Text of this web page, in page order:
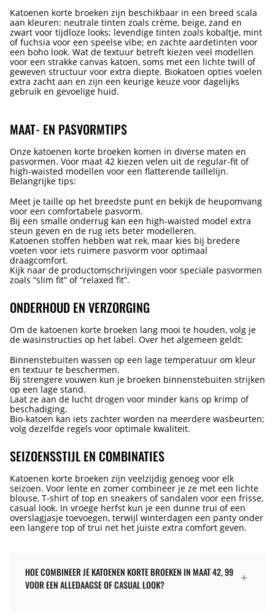
Katoenen korte broeken zijn beschikbaar in een breed scala
aan kleuren: neutrale tinten zoals crème, beige, zand en
zwart voor tijdloze looks; levendige tinten zoals kobaltje, mint
of fuchsia voor een speelse vibe; en zachte aardetinten voor
een boho look. Wat de textuur betreft kiezen veel modellen
voor een strakke canvas katoen, soms met een lichte twill of
geweven structuur voor extra diepte. Biokatoen opties voelen
extra zacht aan en zijn een keurige keuze voor dagelijks
gebruik en gevoelige huid.
MAAT- EN PASVORMTIPS
Onze katoenen korte broeken komen in diverse maten en
pasvormen. Voor maat 42 kiezen velen uit de regular-fit of
high-waisted modellen voor een flatterende taillelijn.
Belangrijke tips:
Meet je taille op het breedste punt en bekijk de heupomvang
voor een comfortabele pasvorm.
Bij een smalle onderrug kan een high-waisted model extra
steun geven en de rug iets beter modelleren.
Katoenen stoffen hebben wat rek, maar kies bij bredere
voeten voor iets ruimere pasvorm voor optimaal
draagcomfort.
Kijk naar de productomschrijvingen voor speciale pasvormen
zoals “slim fit” of “relaxed fit”.
ONDERHOUD EN VERZORGING
Om de katoenen korte broeken lang mooi te houden, volg je
de wasinstructies op het label. Over het algemeen geldt:
Binnenstebuiten wassen op een lage temperatuur om kleur
en textuur te beschermen.
Bij strengere vouwen kun je broeken binnenstebuiten strijken
op een lage stand.
Laat ze aan de lucht drogen voor minder kans op krimp of
beschadiging.
Bio-katoen kan iets zachter worden na meerdere wasbeurten;
volg dezelfde regels voor optimale kwaliteit.
SEIZOENSSTIJL EN COMBINATIES
Katoenen korte broeken zijn veelzijdig genoeg voor elk
seizoen. Voor lente en zomer combineer je ze met een lichte
blouse, T-shirt of top en sneakers of sandalen voor een frisse,
casual look. In vroege herfst kun je een dunne trui of een
overslagjasje toevoegen, terwijl winterdagen een panty onder
een langere top of trui net het juiste extra comfort geven.
HOE COMBINEER JE KATOENEN KORTE BROEKEN IN MAAT 42, 99
VOOR EEN ALLEDAAGSE OF CASUAL LOOK?